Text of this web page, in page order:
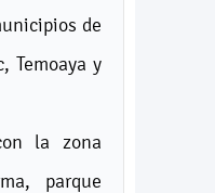
de
Temoaya y
la zona
parque